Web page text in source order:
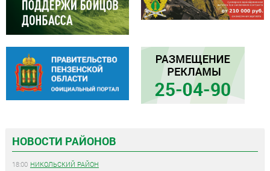
НОВОСТИ РАЙОНОВ
18:00 НИКОЛЬСКИЙ РАЙОН